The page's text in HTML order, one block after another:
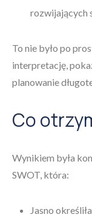
rozwijających
To nie było po
interpretację,
planowanie
Co
Wynikiem była
SWOT, która:
Jasno